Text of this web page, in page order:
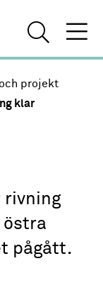
projekt
klar
rivning
östra
pågått.